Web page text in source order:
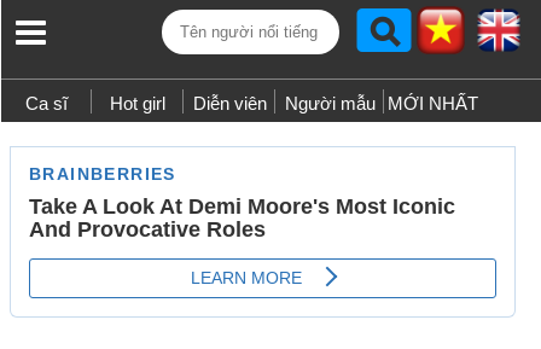
Ca sĩ Hot girl Diễn viên Người mẫu MỚI NHẤT